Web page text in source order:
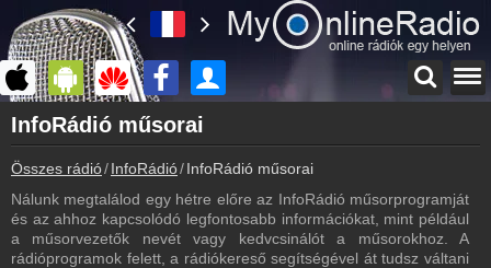
Főoldal
myonlineradio.hu
InfoRádió
Vissza az InfoRádió oldalára
Bejelentkezés
Hozz létre saját fiókot!
InfoRádió műsorai
Összes rádió InfoRádió InfoRádió műsorai
Nálunk megtalálod egy hétre előre az InfoRádió műsorprogramját
és az ahhoz kapcsolódó legfontosabb információkat, mint például
a műsorvezetők nevét vagy kedvcsinálót a műsorokhoz. A
rádióprogramok felett, a rádiókereső segítségével át tudsz váltani